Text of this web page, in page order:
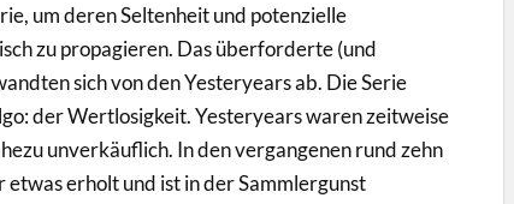
um deren Seltenheit und potenzielle
zu propagieren. Das überforderte (und
sich von den Yesteryears ab. Die Serie
der Wertlosigkeit. Yesteryears waren zeitweise
unverkäuflich. In den vergangenen rund zehn
etwas erholt und ist in der Sammlergunst